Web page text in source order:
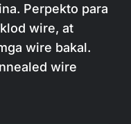
Perpekto para
wire, at
wire bakal.
wire